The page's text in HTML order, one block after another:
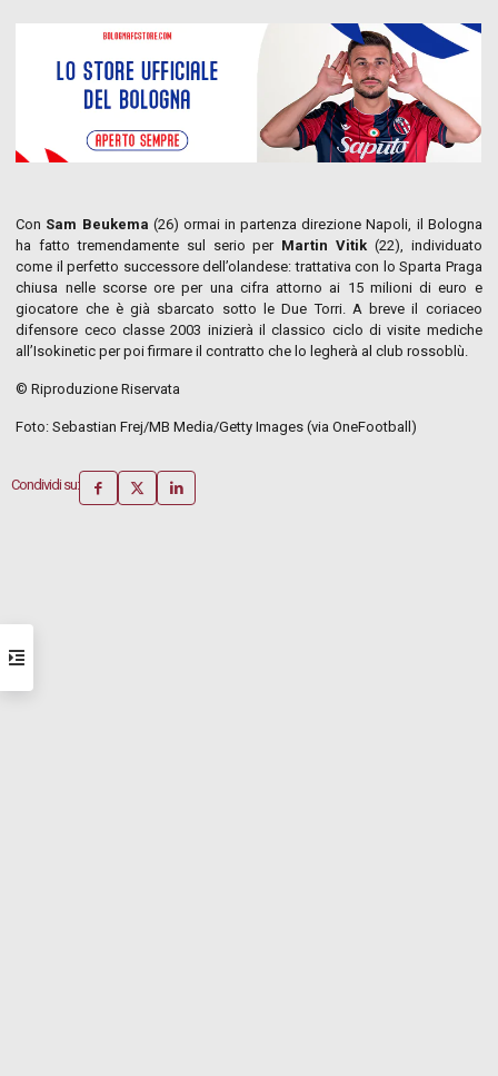
Con Sam Beukema (26) ormai in partenza direzione Napoli, il Bologna
ha fatto tremendamente sul serio per Martin Vitik (22), individuato
come il perfetto successore dell’olandese: trattativa con lo Sparta Praga
chiusa nelle scorse ore per una cifra attorno ai 15 milioni di euro e
giocatore che è già sbarcato sotto le Due Torri. A breve il coriaceo
difensore ceco classe 2003 inizierà il classico ciclo di visite mediche
all’Isokinetic per poi firmare il contratto che lo legherà al club rossoblù.
© Riproduzione Riservata
Foto: Sebastian Frej/MB Media/Getty Images (via OneFootball)
Condividi su: